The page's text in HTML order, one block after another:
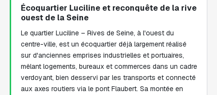
Écoquartier Luciline et reconquête de la rive
ouest de la Seine
Le quartier Luciline – Rives de Seine, à l'ouest du
centre-ville, est un écoquartier déjà largement réalisé
sur d'anciennes emprises industrielles et portuaires,
mêlant logements, bureaux et commerces dans un cadre
verdoyant, bien desservi par les transports et connecté
aux axes routiers via le pont Flaubert. Sa montée en